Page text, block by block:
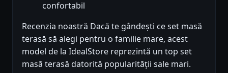
confortabil
Recenzia noastră Dacă te gândești ce set masă
terasă să alegi pentru o familie mare, acest
model de la IdealStore reprezintă un top set
masă terasă datorită popularității sale mari.